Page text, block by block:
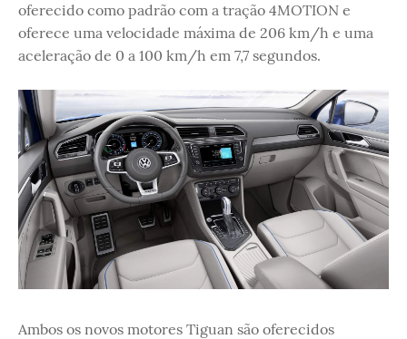
oferecido como padrão com a tração 4MOTION e
oferece uma velocidade máxima de 206 km/h e uma
aceleração de 0 a 100 km/h em 7,7 segundos.
Ambos os novos motores Tiguan são oferecidos